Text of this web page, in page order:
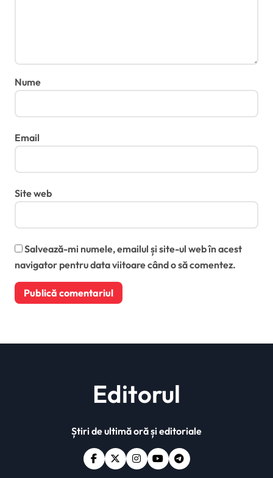
Nume
Email
Site web
Salvează-mi numele, emailul și site-ul web în acest
navigator pentru data viitoare când o să comentez.
Editorul
Știri de ultimă oră și editoriale